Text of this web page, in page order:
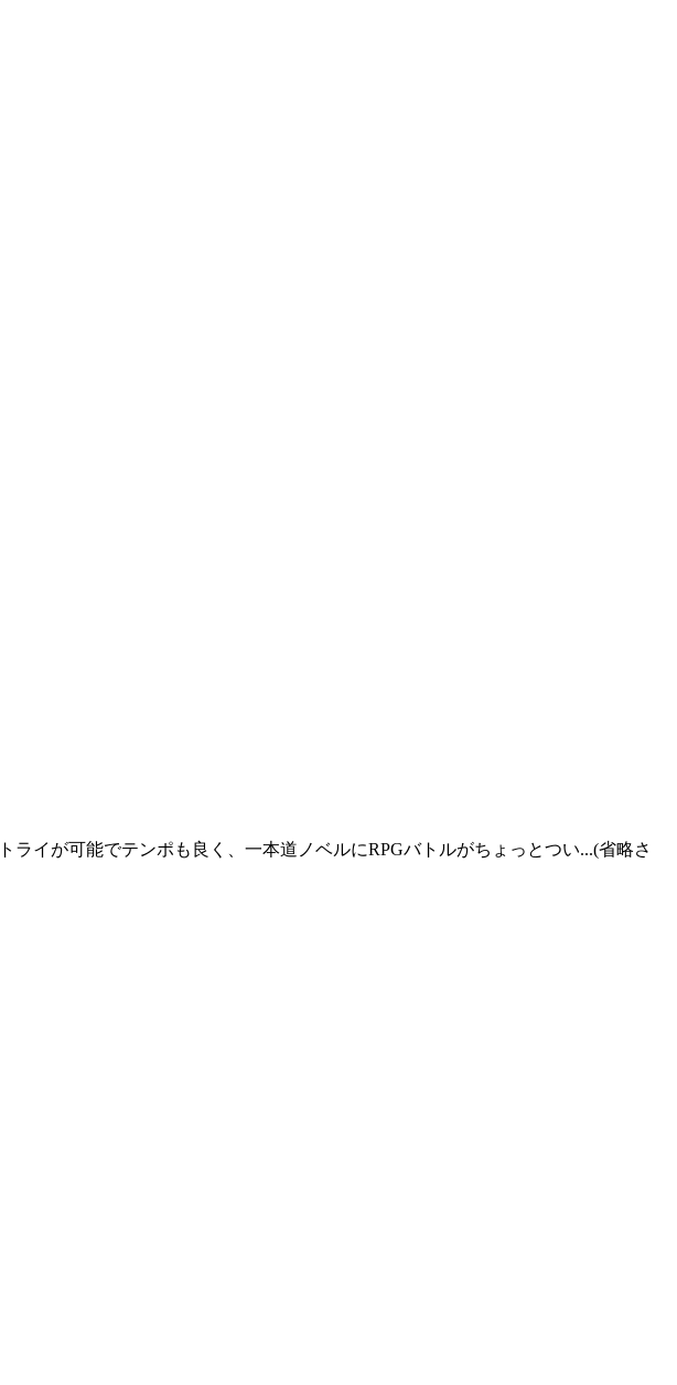
イが可能でテンポも良く、一本道ノベルにRPGバトルがちょっとつい...(省略さ